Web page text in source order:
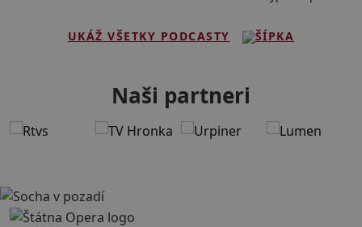
UKÁŽ VŠETKY PODCASTY
Naši partneri